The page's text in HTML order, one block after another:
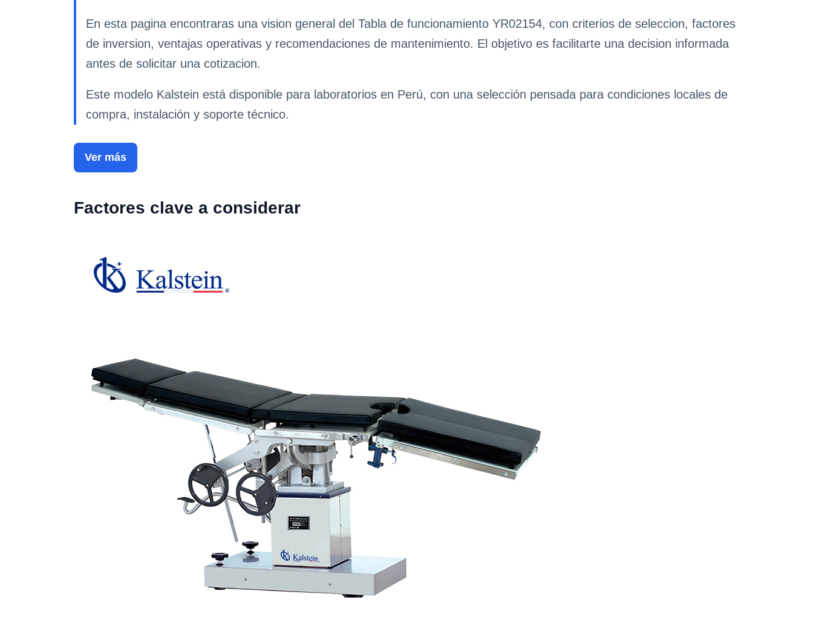
En esta pagina encontraras una vision general del Tabla de funcionamiento YR02154, con criterios de seleccion, factores
de inversion, ventajas operativas y recomendaciones de mantenimiento. El objetivo es facilitarte una decision informada
antes de solicitar una cotizacion.
Este modelo Kalstein está disponible para laboratorios en Perú, con una selección pensada para condiciones locales de
compra, instalación y soporte técnico.
Ver más
Factores clave a considerar